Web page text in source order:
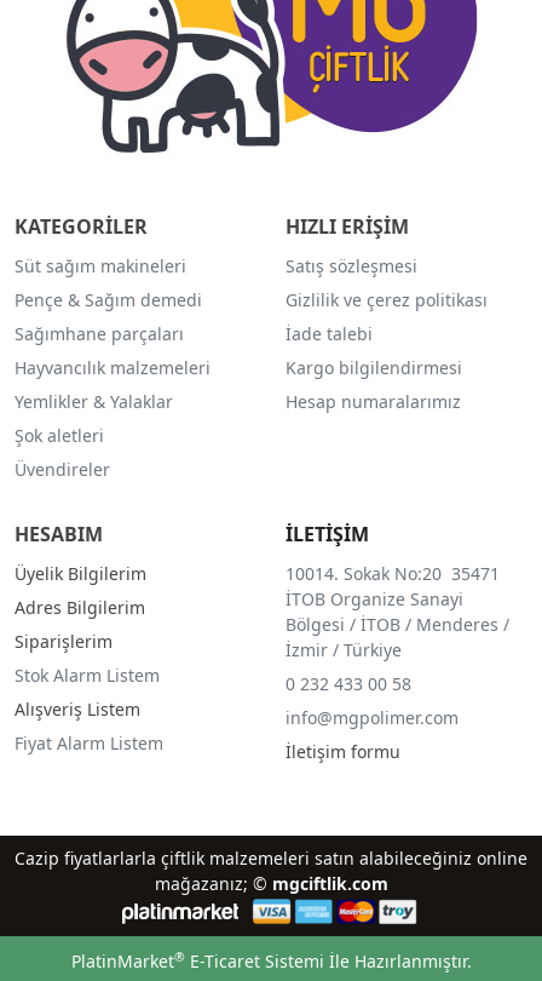
KATEGORİLER
Süt sağım makineleri
Pençe & Sağım demedi
Sağımhane parçaları
Hayvancılık malzemeleri
Yemlikler & Yalaklar
Şok aletleri
Üvendireler
HIZLI ERİŞİM
Satış sözleşmesi
Gizlilik ve çerez politikası
İade talebi
Kargo bilgilendirmesi
Hesap numaralarımız
HESABIM
Üyelik Bilgilerim
Adres Bilgilerim
Siparişlerim
Stok Alarm Listem
Alışveriş Listem
Fiyat Alarm Listem
İLETİŞİM
10014. Sokak No:20 35471
İTOB Organize Sanayi
Bölgesi / İTOB / Menderes /
İzmir / Türkiye
0 232 433 00 58
info@mgpolimer.com
İletişim formu
Cazip fiyatlarlarla çiftlik malzemeleri satın alabileceğiniz online
mağazanız; © mgciftlik.com
PlatinMarket®E-Ticaret Sistemi İle Hazırlanmıştır.